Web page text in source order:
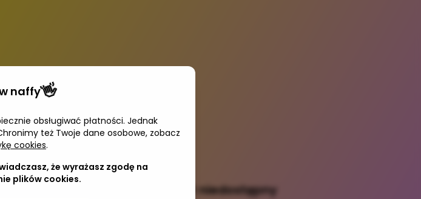
Produkt niedostępny
naffy 👋
obsługiwać płatności. Jednak
też Twoje dane osobowe, zobacz
cookies.
że wyrażasz zgodę na
plików cookies.